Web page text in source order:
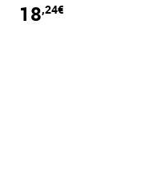
au panier
18,24€